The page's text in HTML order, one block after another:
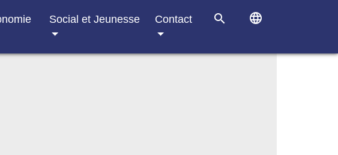
Social et Jeunesse Contact search language